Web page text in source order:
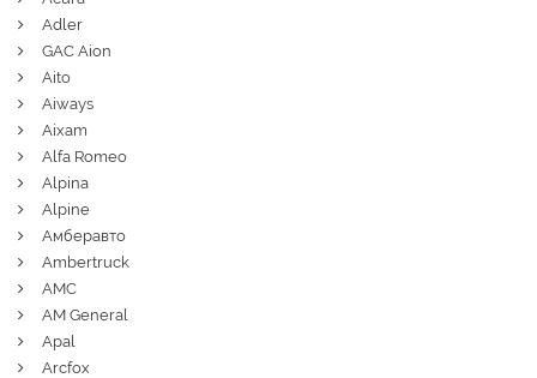
Adler
GAC Aion
Aito
Aiways
Aixam
Alfa Romeo
Alpina
Alpine
Амберавто
Ambertruck
AMC
AM General
Apal
Arcfox